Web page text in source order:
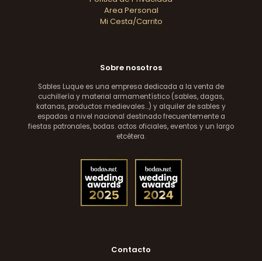
Area Personal
Mi Cesta/Carrito
Sobre nosotros
Sables Luque es una empresa dedicada a la venta de
cuchillería y material armamentístico (sables, dagas,
katanas, productos medievales...) y alquiler de sables y
espadas a nivel nacional destinado frecuentemente a
fiestas patronales, bodas. actos oficiales, eventos y un largo
etcétera.
Contacto